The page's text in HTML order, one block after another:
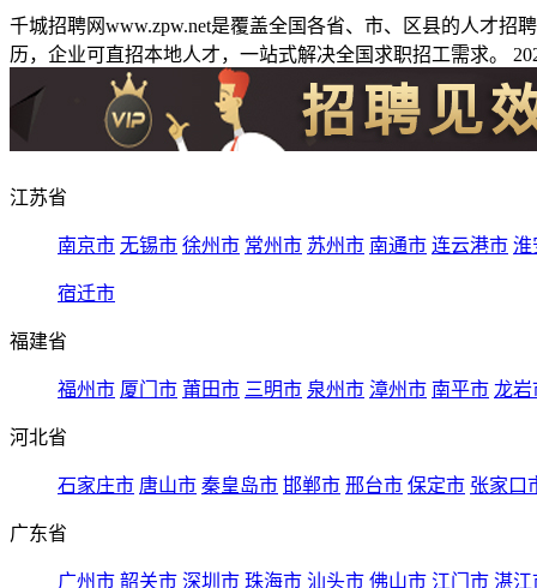
千城招聘网www.zpw.net是覆盖全国各省、市、区县的人才
历，企业可直招本地人才，一站式解决全国求职招工需求。
江苏省
南京市 无锡市 徐州市 常州市 苏州市 南通市 连云港市 淮
宿迁市
福建省
福州市 厦门市 莆田市 三明市 泉州市 漳州市 南平市 龙岩
河北省
石家庄市 唐山市 秦皇岛市 邯郸市 邢台市 保定市 张家口
广东省
广州市 韶关市 深圳市 珠海市 汕头市 佛山市 江门市 湛江